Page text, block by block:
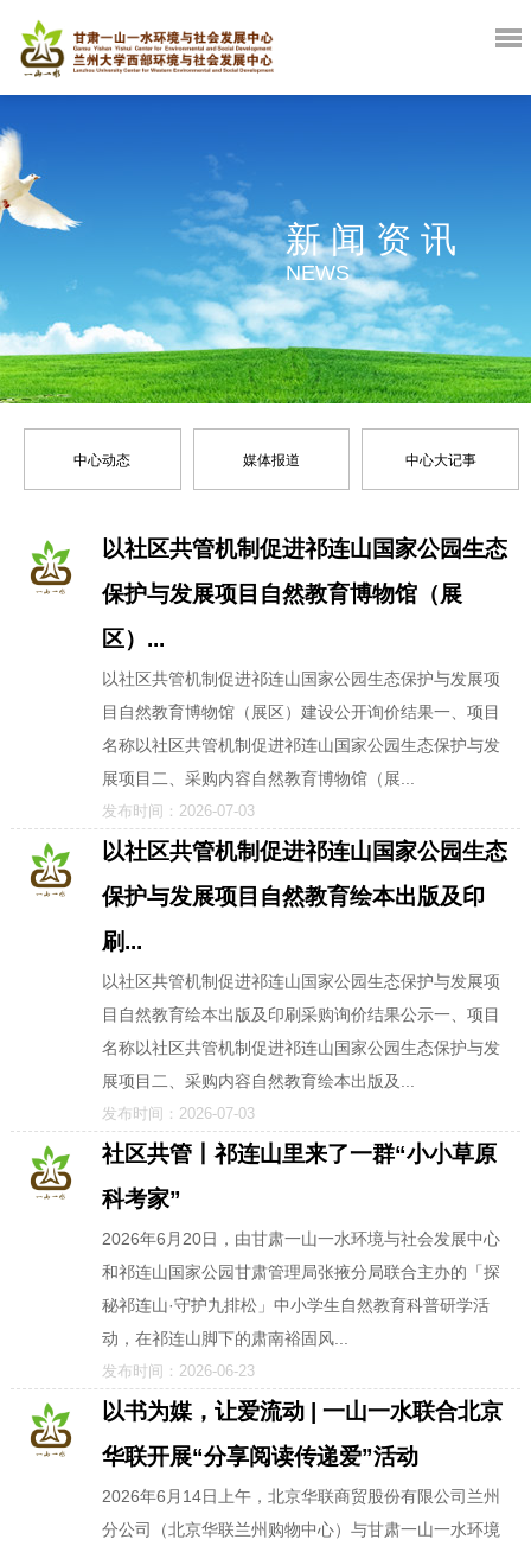
新闻资讯
NEWS
中心动态 媒体报道 中心大记事
以社区共管机制促进祁连山国家公园生态
保护与发展项目自然教育博物馆（展
区）...
以社区共管机制促进祁连山国家公园生态保护与发展项
目自然教育博物馆（展区）建设公开询价结果一、项目
名称以社区共管机制促进祁连山国家公园生态保护与发
展项目二、采购内容自然教育博物馆（展...
发布时间：2026-07-03
以社区共管机制促进祁连山国家公园生态
保护与发展项目自然教育绘本出版及印
刷...
以社区共管机制促进祁连山国家公园生态保护与发展项
目自然教育绘本出版及印刷采购询价结果公示一、项目
名称以社区共管机制促进祁连山国家公园生态保护与发
展项目二、采购内容自然教育绘本出版及...
发布时间：2026-07-03
社区共管丨祁连山里来了一群“小小草原
科考家”
2026年6月20日，由甘肃一山一水环境与社会发展中心
和祁连山国家公园甘肃管理局张掖分局联合主办的「探
秘祁连山·守护九排松」中小学生自然教育科普研学活
动，在祁连山脚下的肃南裕固风...
发布时间：2026-06-23
以书为媒，让爱流动 | 一山一水联合北京
华联开展“分享阅读传递爱”活动
2026年6月14日上午，北京华联商贸股份有限公司兰州
分公司（北京华联兰州购物中心）与甘肃一山一水环境